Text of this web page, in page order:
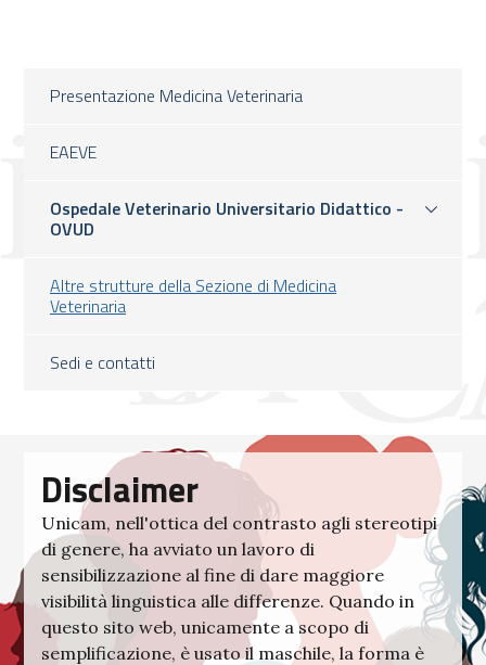
Presentazione Medicina Veterinaria
EAEVE
Ospedale Veterinario Universitario Didattico -
OVUD
Altre strutture della Sezione di Medicina
Veterinaria
Sedi e contatti
Disclaimer
Unicam, nell'ottica del contrasto agli stereotipi
di genere, ha avviato un lavoro di
sensibilizzazione al fine di dare maggiore
visibilità linguistica alle differenze. Quando in
questo sito web, unicamente a scopo di
semplificazione, è usato il maschile, la forma è